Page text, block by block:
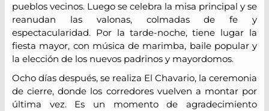
pueblos vecinos. Luego se celebra la misa principal y se
reanudan las valonas, colmadas de fe y
espectacularidad. Por la tarde-noche, tiene lugar la
fiesta mayor, con música de marimba, baile popular y
la elección de los nuevos padrinos y mayordomos.
Ocho días después, se realiza El Chavario, la ceremonia
de cierre, donde los corredores vuelven a montar por
última vez. Es un momento de agradecimiento